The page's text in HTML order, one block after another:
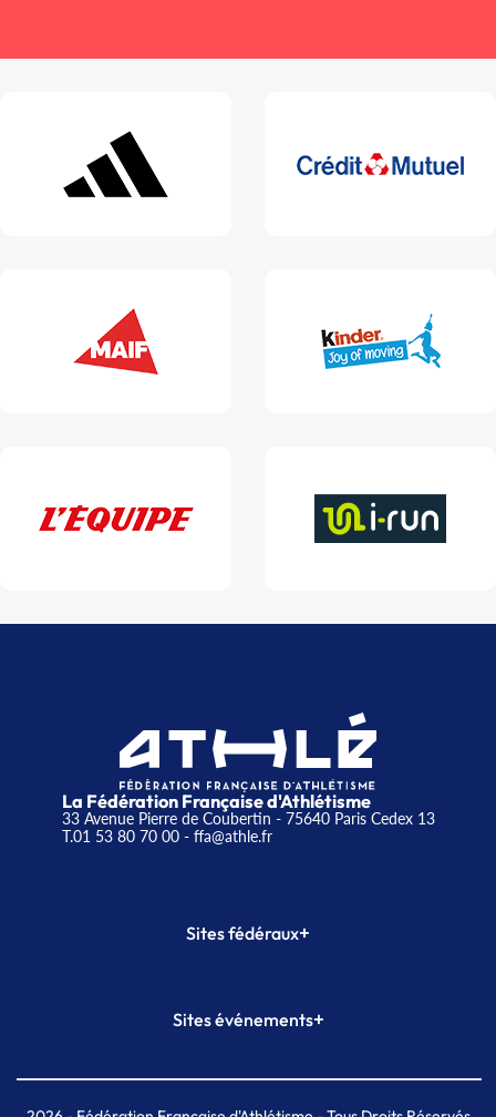
La Fédération Française d'Athlétisme
33 Avenue Pierre de Coubertin - 75640 Paris Cedex 13
T.01 53 80 70 00- ffa@athle.fr
Sites fédéraux+
Plateforme Formation
Sites événements+
Meeting de Paris indoor
MAIF Ekiden de Paris